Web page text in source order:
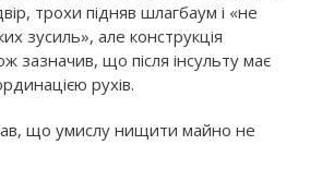
трохи підняв шлагбаум і «не
зусиль», але конструкція
зазначив, що після інсульту має
рухів.
що умислу нищити майно не